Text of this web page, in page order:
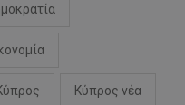
Κύπρος νέα
Προμηθευτής
.lifenewscy.tothemaonline.com